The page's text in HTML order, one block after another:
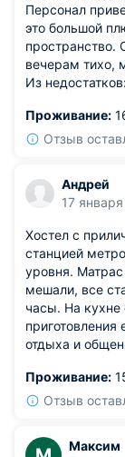
Персонал
это большой
пространство.
вечерам тихо,
Из
Проживание:
Отзыв
Андрей
17
Хостел с
станцией
уровня.
мешали, все
часы. На кухне
отдыха и
Проживание:
Отзыв
Максим